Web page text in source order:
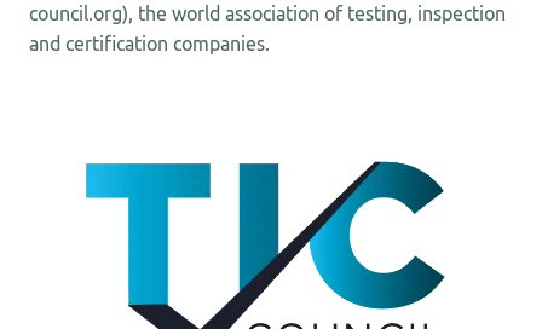
council.org), the world association of testing, inspection
and certification companies.